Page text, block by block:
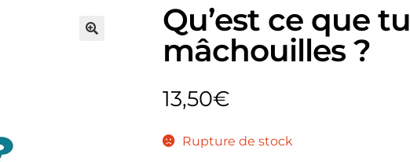
Qu’est ce que tu
mâchouilles ?
13,50€
Rupture de stock